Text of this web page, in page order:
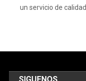
un servicio de calidad